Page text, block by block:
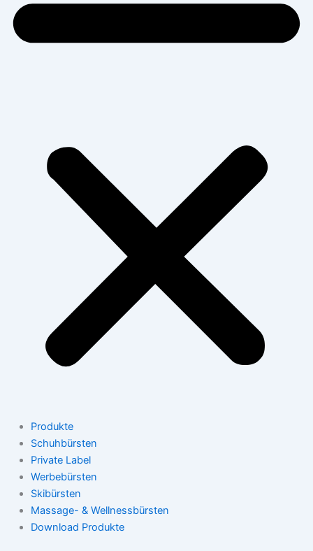
Produkte
Schuhbürsten
Private Label
Werbebürsten
Skibürsten
Massage- & Wellnessbürsten
Download Produkte